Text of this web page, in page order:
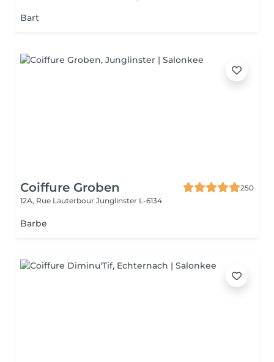
Bart
Coiffure Groben
250
12A, Rue Lauterbour Junglinster L-6134
Barbe